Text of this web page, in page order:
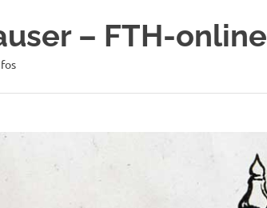
– FTH-online